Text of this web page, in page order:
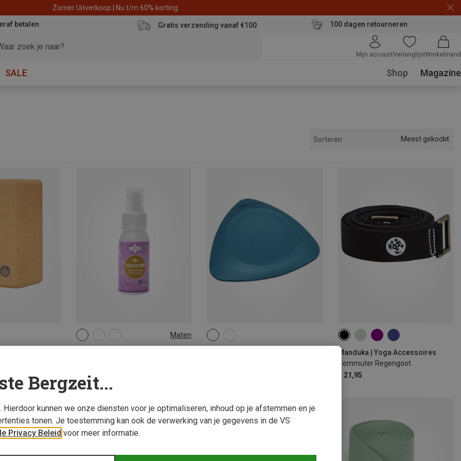
Zomer Uitverkoop | Nu t/m 60% korting
betalen Gratis verzending vanaf €100 100 dagen retourneren
Mijn accountVerlanglijstWinkelmand
SALE Shop Magazine
Sorteren Meest gekocht
Maten
€ 4,55
50ML
Manduka | Yoga Accessoires
Commuter Regengoot
€ 21,95
Bergzeit...
Hierdoor kunnen we onze diensten voor je optimaliseren, inhoud op je afstemmen en je
tonen. Je toestemming kan ook de verwerking van je gegevens in de VS
Privacy Beleid voor meer informatie.